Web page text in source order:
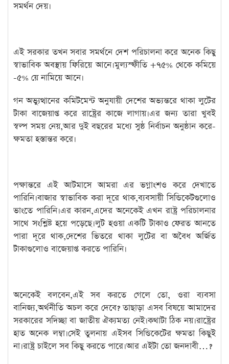
সমর্থন দেয়।
এই সরকার তখন সবার সমর্থনে দেশ পরিচালনা করে অনেক কিছু
স্বাভাবিক অবস্থায় ফিরিয়ে আনে।মুল্যস্ফীতি +৭৫% থেকে কমিয়ে
-৫% য়ে নামিয়ে আনে।
গন অভ্যুত্থানের কমিটমেন্ট অনুযায়ী দেশের অভ্যন্তরে থাকা লুটের
টাকা বাজেয়াপ্ত করে রাষ্ট্রের কাজে লাগায়।এর জন্য তারা খুবই
স্বল্প সময় নেয়,আর দুই বছরের মধ্যে সুষ্ঠ নির্বাচন অনুষ্ঠান করে-
ক্ষমতা হস্তান্তর করে।
পক্ষান্তরে এই আটমাসে আমরা এর ভগ্নাংশও করে দেখাতে
পারিনি।বাজার স্বাভাবিক করা দূরে থাক,ব্যবসায়ী সিন্ডিকেটগুলোও
ভাংতে পারিনি।এর কারন,এদের অনেকেই এখন রাষ্ট্র পরিচালনার
সাথে সংশ্লিষ্ট হয়ে পড়েছে।লুট হওয়া একটি টাকাও ফেরত আনতে
পারা দূরে থাক,দেশের ভিতরে থাকা লুটের বা অবৈধ অর্জিত
টাকাগুলোও বাজেয়াপ্ত করতে পারিনি।
অনেকেই বলবেন,এই সব করতে গেলে তো, ওরা ব্যবসা
বানিজ্য,অর্থনীতি অচল করে দেবে? তাছাড়া এসব বিষয়ে আমাদের
সরকারের সদিচ্ছা বা জাতীয় ঐক্যমত্য নেই।কথাটা ঠিক নয়।রাষ্ট্রের
হাত অনেক লম্বা।সেই তুলনায় এইসব সিন্ডিকেটের ক্ষমতা কিছুই
না।রাষ্ট্র চাইলে সব কিছু করতে পারে।আর এইটা তো জনদাবী…?